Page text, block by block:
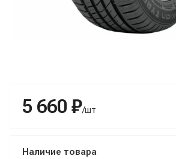
5 660 ₽/шт
Наличие товара